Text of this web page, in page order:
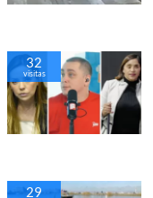
32
visitas
29